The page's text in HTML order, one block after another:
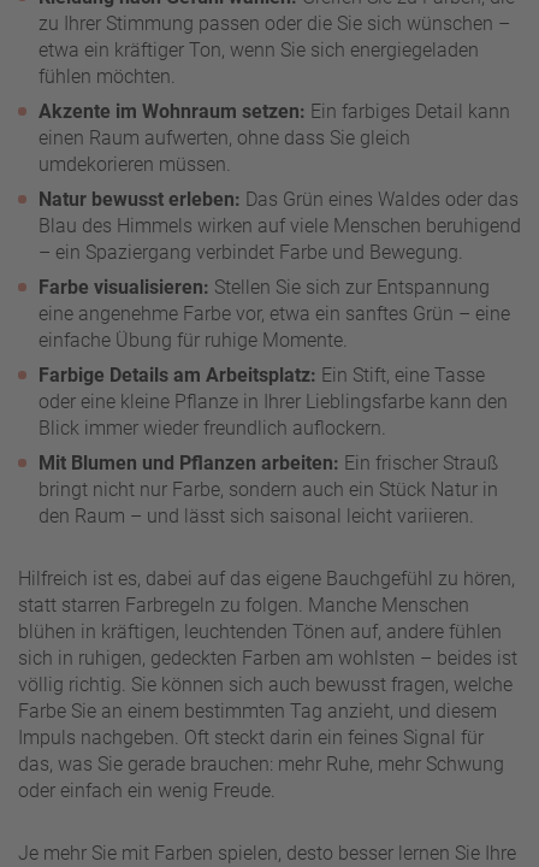
zu Ihrer Stimmung passen oder die Sie sich wünschen –
etwa ein kräftiger Ton, wenn Sie sich energiegeladen
fühlen möchten.
Akzente im Wohnraum setzen: Ein farbiges Detail kann
einen Raum aufwerten, ohne dass Sie gleich
umdekorieren müssen.
Natur bewusst erleben: Das Grün eines Waldes oder das
Blau des Himmels wirken auf viele Menschen beruhigend
– ein Spaziergang verbindet Farbe und Bewegung.
Farbe visualisieren: Stellen Sie sich zur Entspannung
eine angenehme Farbe vor, etwa ein sanftes Grün – eine
einfache Übung für ruhige Momente.
Farbige Details am Arbeitsplatz: Ein Stift, eine Tasse
oder eine kleine Pflanze in Ihrer Lieblingsfarbe kann den
Blick immer wieder freundlich auflockern.
Mit Blumen und Pflanzen arbeiten: Ein frischer Strauß
bringt nicht nur Farbe, sondern auch ein Stück Natur in
den Raum – und lässt sich saisonal leicht variieren.
Hilfreich ist es, dabei auf das eigene Bauchgefühl zu hören,
statt starren Farbregeln zu folgen. Manche Menschen
blühen in kräftigen, leuchtenden Tönen auf, andere fühlen
sich in ruhigen, gedeckten Farben am wohlsten – beides ist
völlig richtig. Sie können sich auch bewusst fragen, welche
Farbe Sie an einem bestimmten Tag anzieht, und diesem
Impuls nachgeben. Oft steckt darin ein feines Signal für
das, was Sie gerade brauchen: mehr Ruhe, mehr Schwung
oder einfach ein wenig Freude.
Je mehr Sie mit Farben spielen, desto besser lernen Sie Ihre